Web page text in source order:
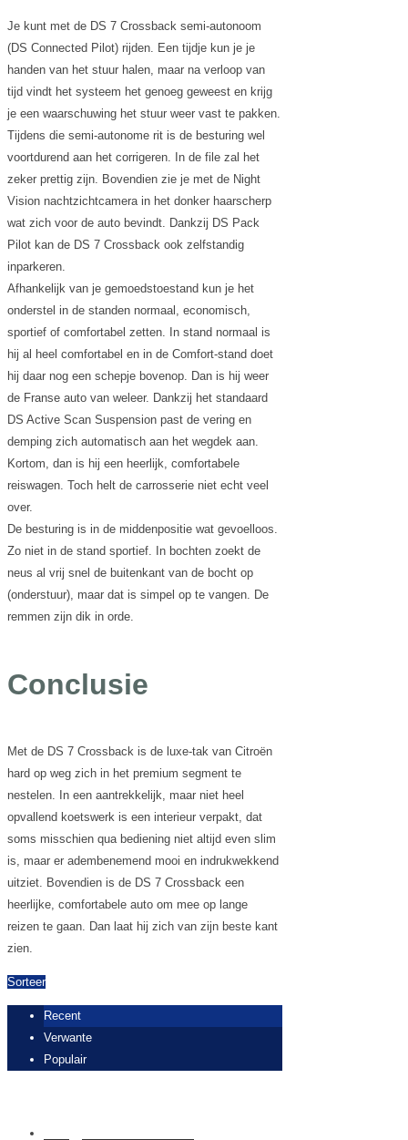
Je kunt met de DS 7 Crossback semi-autonoom
(DS Connected Pilot) rijden. Een tijdje kun je je
handen van het stuur halen, maar na verloop van
tijd vindt het systeem het genoeg geweest en krijg
je een waarschuwing het stuur weer vast te pakken.
Tijdens die semi-autonome rit is de besturing wel
voortdurend aan het corrigeren. In de file zal het
zeker prettig zijn. Bovendien zie je met de Night
Vision nachtzichtcamera in het donker haarscherp
wat zich voor de auto bevindt. Dankzij DS Pack
Pilot kan de DS 7 Crossback ook zelfstandig
inparkeren.
Afhankelijk van je gemoedstoestand kun je het
onderstel in de standen normaal, economisch,
sportief of comfortabel zetten. In stand normaal is
hij al heel comfortabel en in de Comfort-stand doet
hij daar nog een schepje bovenop. Dan is hij weer
de Franse auto van weleer. Dankzij het standaard
DS Active Scan Suspension past de vering en
demping zich automatisch aan het wegdek aan.
Kortom, dan is hij een heerlijk, comfortabele
reiswagen. Toch helt de carrosserie niet echt veel
over.
De besturing is in de middenpositie wat gevoelloos.
Zo niet in de stand sportief. In bochten zoekt de
neus al vrij snel de buitenkant van de bocht op
(onderstuur), maar dat is simpel op te vangen. De
remmen zijn dik in orde.
Conclusie
Met de DS 7 Crossback is de luxe-tak van Citroën
hard op weg zich in het premium segment te
nestelen. In een aantrekkelijk, maar niet heel
opvallend koetswerk is een interieur verpakt, dat
soms misschien qua bediening niet altijd even slim
is, maar er adembenemend mooi en indrukwekkend
uitziet. Bovendien is de DS 7 Crossback een
heerlijke, comfortabele auto om mee op lange
reizen te gaan. Dan laat hij zich van zijn beste kant
zien.
Sorteer
Recent
Verwante
Populair